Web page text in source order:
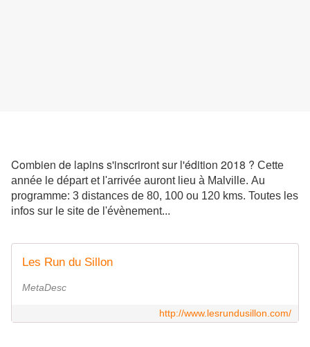
Combien de lapins s'inscriront sur l'édition 2018 ? Cette
année le départ et l'arrivée auront lieu à Malville. Au
programme: 3 distances de 80, 100 ou 120 kms. Toutes les
infos sur le site de l'évènement...
Les Run du Sillon
MetaDesc
http://www.lesrundusillon.com/